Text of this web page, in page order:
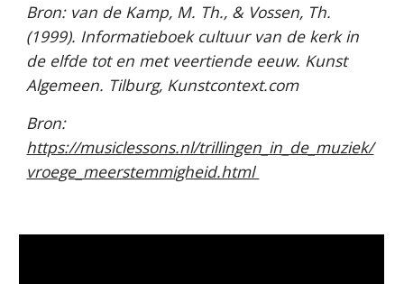
Bron: van de Kamp, M. Th., & Vossen, Th.
(1999). Informatieboek cultuur van de kerk in
de elfde tot en met veertiende eeuw. Kunst
Algemeen. Tilburg, Kunstcontext.com
Bron:
https://musiclessons.nl/trillingen_in_de_muziek/
vroege_meerstemmigheid.html